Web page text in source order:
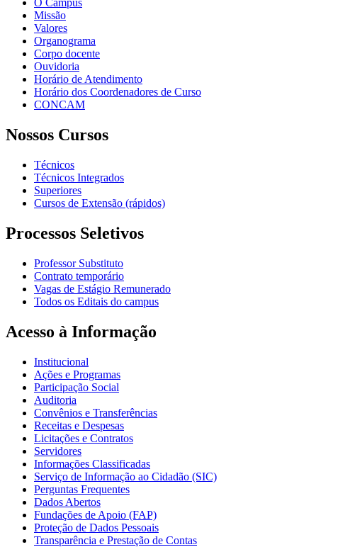
O Campus
Missão
Valores
Organograma
Corpo docente
Ouvidoria
Horário de Atendimento
Horário dos Coordenadores de Curso
CONCAM
Nossos Cursos
Técnicos
Técnicos Integrados
Superiores
Cursos de Extensão (rápidos)
Processos Seletivos
Professor Substituto
Contrato temporário
Vagas de Estágio Remunerado
Todos os Editais do campus
Acesso à Informação
Institucional
Ações e Programas
Participação Social
Auditoria
Convênios e Transferências
Receitas e Despesas
Licitações e Contratos
Servidores
Informações Classificadas
Serviço de Informação ao Cidadão (SIC)
Perguntas Frequentes
Dados Abertos
Fundações de Apoio (FAP)
Proteção de Dados Pessoais
Transparência e Prestação de Contas